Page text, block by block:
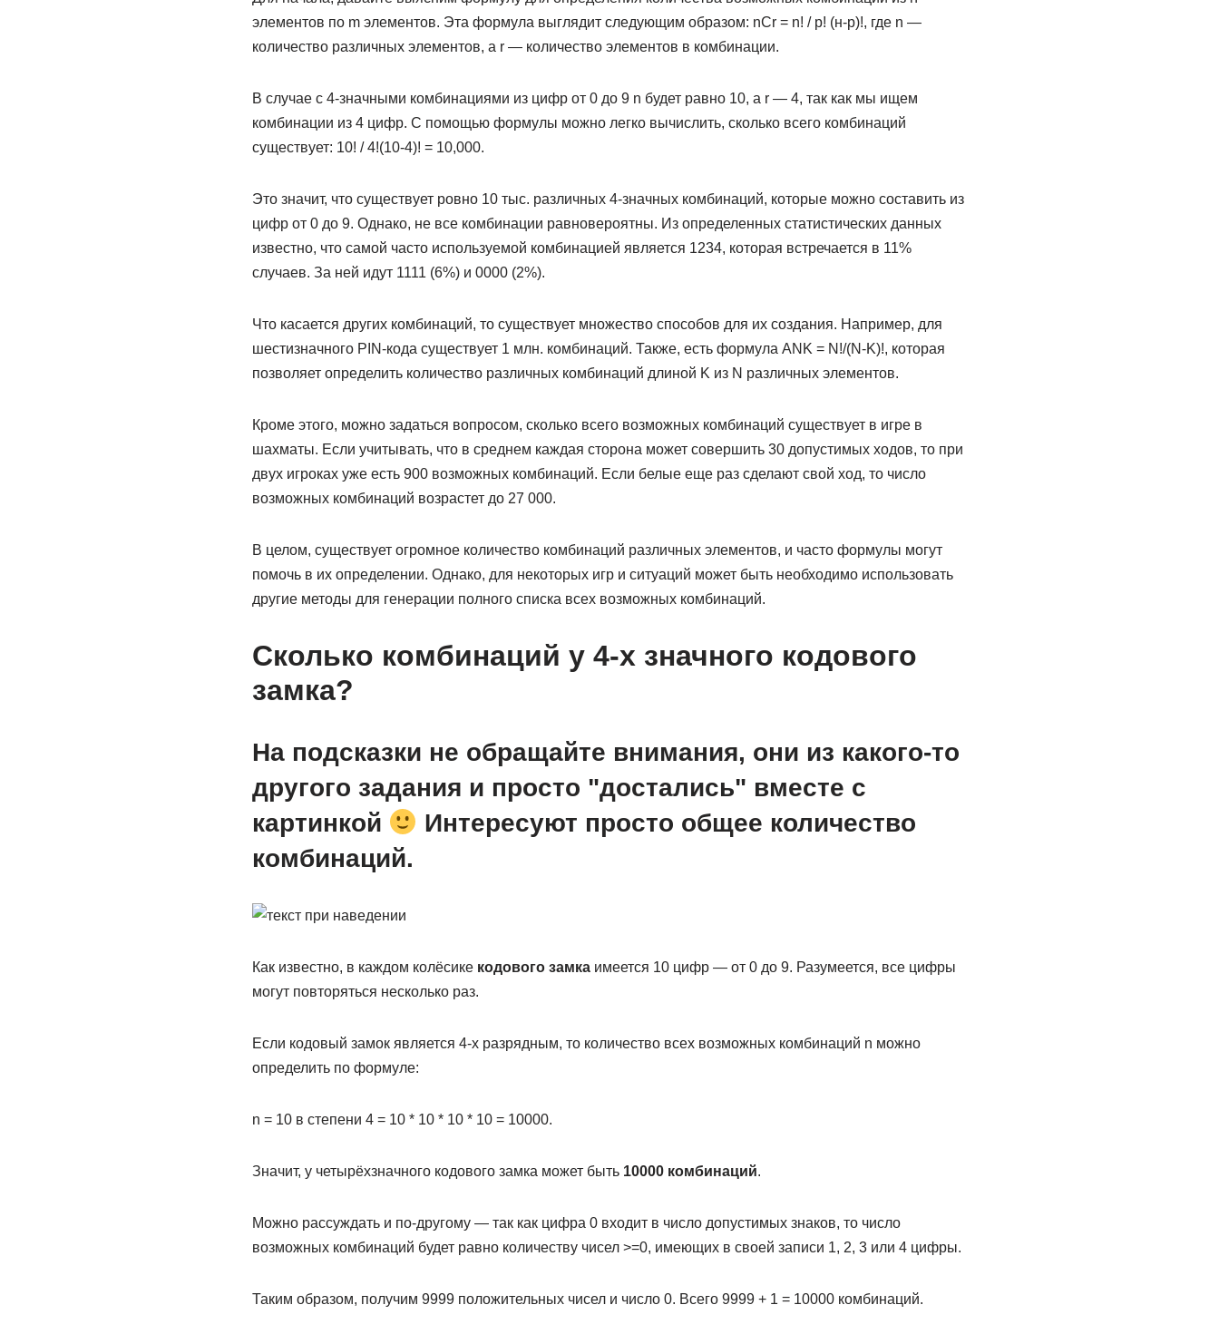
элементов по m элементов. Эта формула выглядит следующим образом: nCr = n! / р! (н-р)!, где n —
количество различных элементов, а r — количество элементов в комбинации.
В случае с 4-значными комбинациями из цифр от 0 до 9 n будет равно 10, а r — 4, так как мы ищем
комбинации из 4 цифр. С помощью формулы можно легко вычислить, сколько всего комбинаций
существует: 10! / 4!(10-4)! = 10,000.
Это значит, что существует ровно 10 тыс. различных 4-значных комбинаций, которые можно составить из
цифр от 0 до 9. Однако, не все комбинации равновероятны. Из определенных статистических данных
известно, что самой часто используемой комбинацией является 1234, которая встречается в 11%
случаев. За ней идут 1111 (6%) и 0000 (2%).
Что касается других комбинаций, то существует множество способов для их создания. Например, для
шестизначного PIN-кода существует 1 млн. комбинаций. Также, есть формула ANK = N!/(N-K)!, которая
позволяет определить количество различных комбинаций длиной K из N различных элементов.
Кроме этого, можно задаться вопросом, сколько всего возможных комбинаций существует в игре в
шахматы. Если учитывать, что в среднем каждая сторона может совершить 30 допустимых ходов, то при
двух игроках уже есть 900 возможных комбинаций. Если белые еще раз сделают свой ход, то число
возможных комбинаций возрастет до 27 000.
В целом, существует огромное количество комбинаций различных элементов, и часто формулы могут
помочь в их определении. Однако, для некоторых игр и ситуаций может быть необходимо использовать
другие методы для генерации полного списка всех возможных комбинаций.
Сколько комбинаций у 4-х значного кодового
замка?
На подсказки не обращайте внимания, они из какого-то
другого задания и просто "достались" вместе с
картинкой
Интересуют просто общее количество
комбинаций.
Как известно, в каждом колёсике кодового замкаимеется 10 цифр — от 0 до 9. Разумеется, все цифры
могут повторяться несколько раз.
Если кодовый замок является 4-х разрядным, то количество всех возможных комбинаций n можно
определить по формуле:
n = 10 в степени 4 = 10 * 10 * 10 * 10 = 10000.
Значит, у четырёхзначного кодового замка может быть 10000 комбинаций.
Можно рассуждать и по-другому — так как цифра 0 входит в число допустимых знаков, то число
возможных комбинаций будет равно количеству чисел >=0, имеющих в своей записи 1, 2, 3 или 4 цифры.
Таким образом, получим 9999 положительных чисел и число 0. Всего 9999 + 1 = 10000 комбинаций.